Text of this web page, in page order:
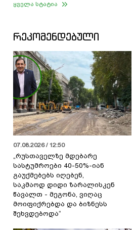
ყველა სტატია
ᲠᲔᲙᲝᲛᲔᲜᲓᲔᲑᲣᲚᲘ
07.08.2026 / 12:50
„რუსთაველზე მდებარე
სასტუმროები 40-50%-იან
გაუქმებებს იღებენ,
საკმაოდ დიდი ზარალისკენ
წავალთ - მეგონა, ვიღაც
მოიფიქრებდა და ბიზნესს
შეხვდებოდა“